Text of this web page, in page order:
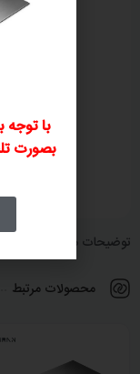
ثبت سفارش
پرداخت
توضیحات محصول
محصولات مرتبط
با
بصورت